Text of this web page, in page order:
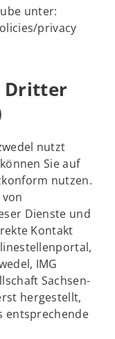
unter:
privacy
Dritter
nutzt
Sie auf
nutzen.
Dienste und
Kontakt
IMG
Sachsen-
hergestellt,
entsprechende